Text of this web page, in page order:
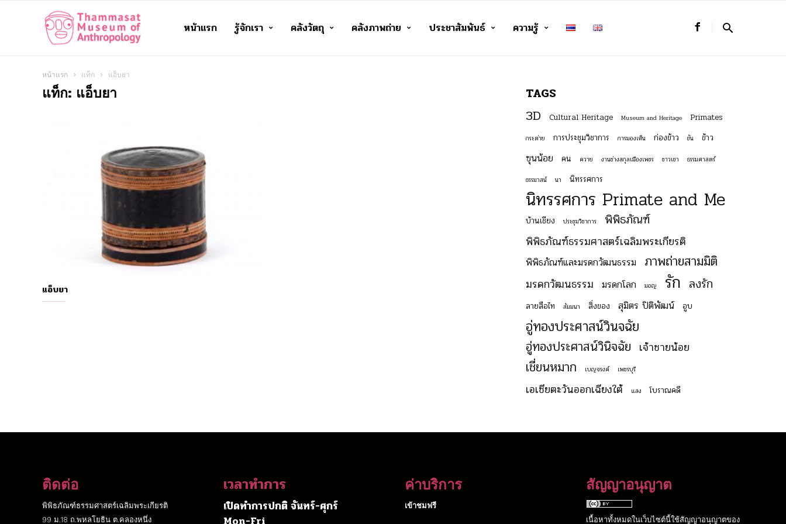
Thammasat
Anthropology
หน้าแรก รู้จักเรา คลังวัตถุ คลังภาพถ่าย ประชาสัมพันธ์ ความรู้
หน้าแรก แท็ก แอ็บยา
แท็ก: แอ็บยา
แอ็บยา
TAGS
3D Cultural Heritage Museum and Heritage Primates
กระต่าย การประชุมวิชาการ การมองเห็น ก่องข้าว ขัน ข้าว
ฃุนน้อย คน ควาย งานช่างสกุลเมืองเพชร ชาวเขา ธรรมศาสตร์
ธรรมาสน์ นา นิทรรศการ
นิทรรศการ Primate and Me
บ้านเชียง ประชุมวิชาการ พิพิธภัณฑ์
พิพิธภัณฑ์ธรรมศาสตร์เฉลิมพระเกียรติ
พิพิธภัณฑ์และมรดกวัฒนธรรม ภาพถ่ายสามมิติ
มรดกวัฒนธรรม มรดกโลก มอญ รัก ลงรัก
ลายสือไท สัมมนา สิ่งของ สุมิตร ปิติพัฒน์ อูบ
อู่ทองประศาสน์วินจฉัย
อู่ทองประศาสน์วินิจฉัย เจ้าชายน้อย
เชี่ยนหมาก เบญจรงค์ เพชรบุรี
เอเชียตะวันออกเฉียงใต้ แสง โบราณคดี
ติดต่อ
พิพิธภัณฑ์ธรรมศาสตร์เฉลิมพระเกียรติ
99 ม.18 ถ.พหลโยธิน ต.คลองหนึ่ง
เวลาทำการ
เปิดทำการปกติ จันทร์-ศุกร์
ค่าบริการ
เข้าชมฟรี
สัญญาอนุญาต
เนื้อหาทั้งหมดในเว็บไซต์นี้ใช้สัญญาอนุญาตของ